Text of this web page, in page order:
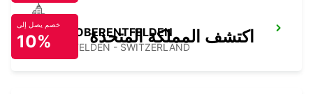
AARAU-OBERENTFELDEN
OBERENTFELDEN - SWITZERLAND
خصم يصل إلى
10% اكتشف المملكة المتحدة